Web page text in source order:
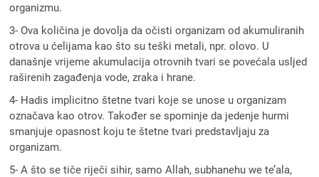
organizmu.
3- Ova količina je dovolja da očisti organizam od akumuliranih
otrova u ćelijama kao što su teški metali, npr. olovo. U
današnje vrijeme akumulacija otrovnih tvari se povećala usljed
raširenih zagađenja vode, zraka i hrane.
4- Hadis implicitno štetne tvari koje se unose u organizam
označava kao otrov. Također se spominje da jedenje hurmi
smanjuje opasnost koju te štetne tvari predstavljaju za
organizam.
5- A što se tiče riječi sihir, samo Allah, subhanehu we te’ala,